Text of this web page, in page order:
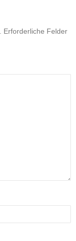
Erforderliche Felder